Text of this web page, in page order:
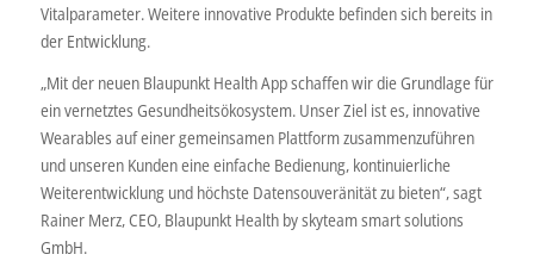
Vitalparameter. Weitere innovative Produkte befinden sich bereits in
der Entwicklung.
„Mit der neuen Blaupunkt Health App schaffen wir die Grundlage für
ein vernetztes Gesundheitsökosystem. Unser Ziel ist es, innovative
Wearables auf einer gemeinsamen Plattform zusammenzuführen
und unseren Kunden eine einfache Bedienung, kontinuierliche
Weiterentwicklung und höchste Datensouveränität zu bieten“, sagt
Rainer Merz, CEO, Blaupunkt Health by skyteam smart solutions
GmbH.